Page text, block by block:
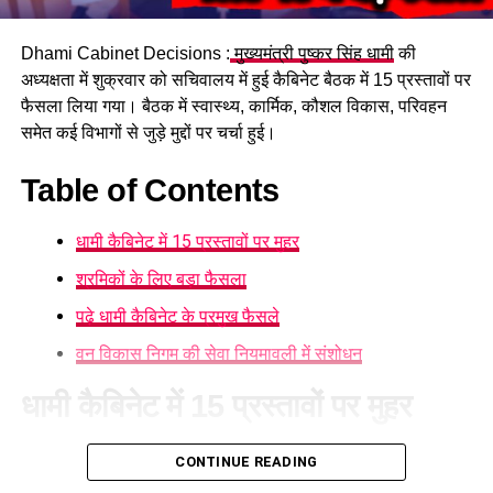
फिलहाल पुलिस हादसे के कारणों का पता लगाने में जुटी है। दुर्घटना किस
परिस्थिति में हुई और टक्कर के समय वाहन की गति कितनी थी, इन सभी
पहलुओं की जांच की जा रही है।
Dhami Cabinet Decisions : मुख्यमंत्री पुष्कर सिंह धामीकी
अध्यक्षता में शुक्रवार को सचिवालय में हुई कैबिनेट बैठक में 15 प्रस्तावों पर
फैसला लिया गया। बैठक में स्वास्थ्य, कार्मिक, कौशल विकास, परिवहन
समेत कई विभागों से जुड़े मुद्दों पर चर्चा हुई।
Table of Contents
धामी कैबिनेट में 15 प्रस्तावों पर मुहर
श्रमिकों के लिए बड़ा फैसला
पढ़े धामी कैबिनेट के प्रमुख फैसले
वन विकास निगम की सेवा नियमावली में संशोधन
आज हुई कैबिनेट की बैठक में 15 प्रस्तावों पर मुहर लगी है। कैबिनेट ने
गोपालन योजना में सामान्य वर्ग को भी शामिल करने का निर्णय लिया है।
CONTINUE READING